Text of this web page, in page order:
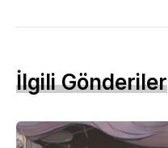
İlgili Gönderiler